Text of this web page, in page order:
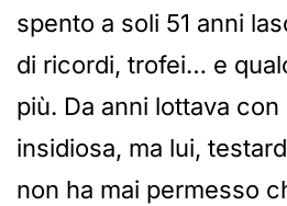
spento a soli 51 anni
di ricordi, trofei… e
più. Da anni lottava con
insidiosa, ma lui,
non ha mai permesso